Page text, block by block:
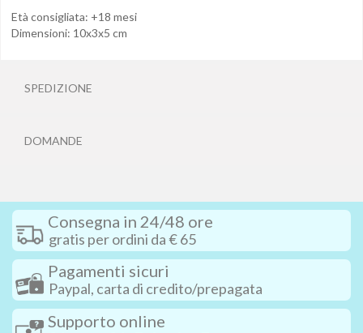
Età consigliata: +18 mesi
Dimensioni: 10x3x5 cm
SPEDIZIONE
DOMANDE
Consegna in 24/48 ore
gratis per ordini da € 65
Pagamenti sicuri
Paypal, carta di credito/prepagata
Supporto online